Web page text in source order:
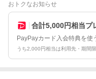
おトクなお知らせ
合計5,000円相当プ
PayPayカード入会特典を使
うち2,000円相当は利用先・期間